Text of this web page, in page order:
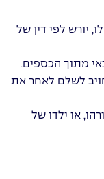
יורש לפי דין של
מתוך הכספים.
לשלם לאחר את
או ילדו של